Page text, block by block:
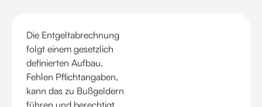
Die Entgeltabrechnung
folgt einem gesetzlich
definierten Aufbau.
Fehlen Pflichtangaben,
kann das zu Bußgeldern
führen und berechtigt